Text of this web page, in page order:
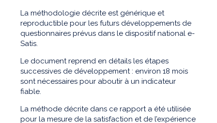
La méthodologie décrite est générique et
reproductible pour les futurs développements de
questionnaires prévus dans le dispositif national e-
Satis.
Le document reprend en détails les étapes
successives de développement : environ 18 mois
sont nécessaires pour aboutir à un indicateur
fiable.
La méthode décrite dans ce rapport a été utilisée
pour la mesure de la satisfaction et de l’expérience